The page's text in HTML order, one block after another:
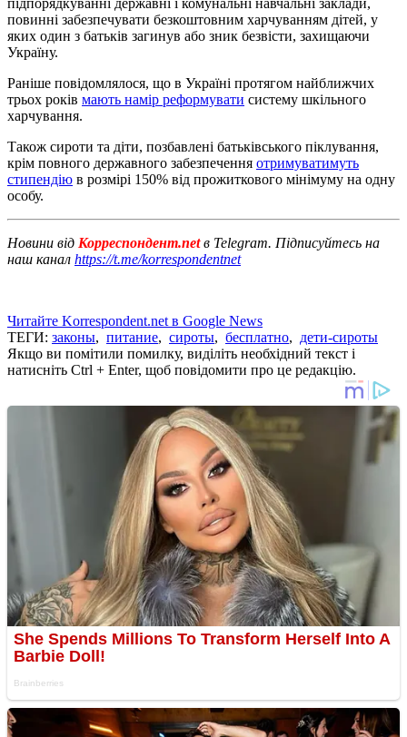
повинні забезпечувати безкоштовним харчуванням дітей, у
яких один з батьків загинув або зник безвісти, захищаючи
Україну.
Раніше повідомлялося, що в Україні протягом найближчих
трьох років мають намір реформувати систему шкільного
харчування.
Також сироти та діти, позбавлені батьківського піклування,
крім повного державного забезпечення отримуватимуть
стипендію в розмірі 150% від прожиткового мінімуму на одну
особу.
Новини від Корреспондент.netв Telegram. Підписуйтесь на
наш канал https://t.me/korrespondentnet
Читайте Korrespondent.net в Google News
ТЕГИ: законы, питание, сироты, бесплатно, дети-сироты
Якщо ви помітили помилку, виділіть необхідний текст і
натисніть Ctrl + Enter, щоб повідомити про це редакцію.